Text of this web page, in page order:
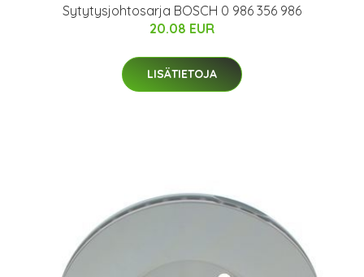
Sytytysjohtosarja BOSCH 0 986 356 986
20.08 EUR
LISÄTIETOJA